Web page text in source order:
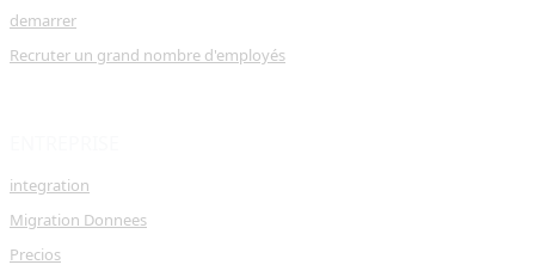
demarrer
Recruter un grand nombre d'employés
integration
Migration Donnees
Precios